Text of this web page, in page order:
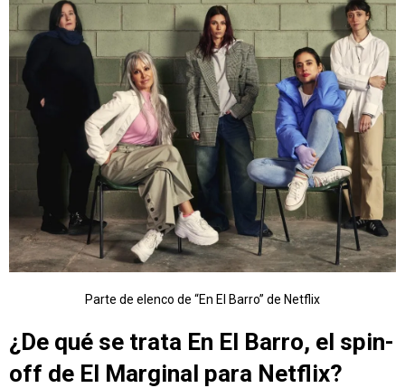
Parte de elenco de “En El Barro” de Netflix
¿De qué se trata En El Barro, el spin-
off de El Marginal para Netflix?